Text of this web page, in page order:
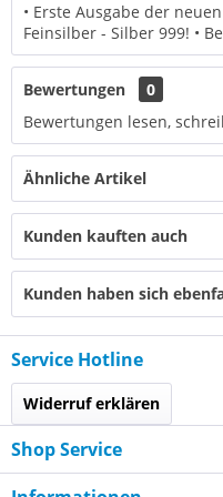
• Erste Ausgabe der
Feinsilber - Silber 999! •
Bewertungen
0
Bewertungen lesen,
Ähnliche Artikel
Kunden kauften auch
Kunden haben sich
Service Hotline
Widerruf erklären
Shop Service